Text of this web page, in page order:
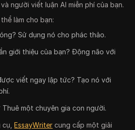
người viết luận AI miễn phí của bạn.
làm cho bạn:
Sử dụng nó cho phác thảo.
giới thiệu của bạn? Động não với
viết ngay lập tức? Tạo nó với
một chuyên gia con người.
cụ,EssayWriter cung cấp một giải